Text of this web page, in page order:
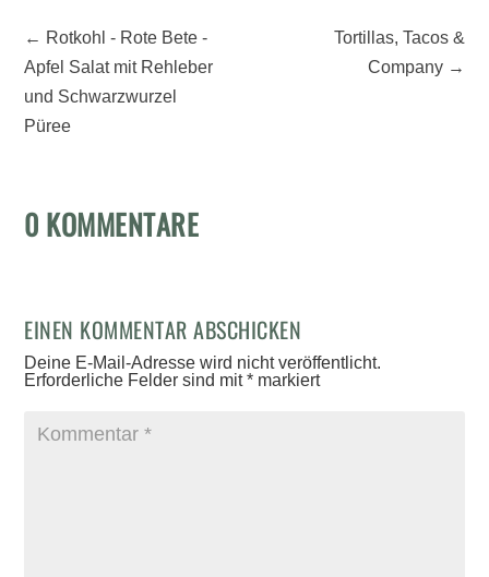
← Rotkohl - Rote Bete -
Apfel Salat mit Rehleber
und Schwarzwurzel
Püree
Tortillas, Tacos &
Company→
0 KOMMENTARE
EINEN KOMMENTAR ABSCHICKEN
Deine E-Mail-Adresse wird nicht veröffentlicht.
Erforderliche Felder sind mit* markiert